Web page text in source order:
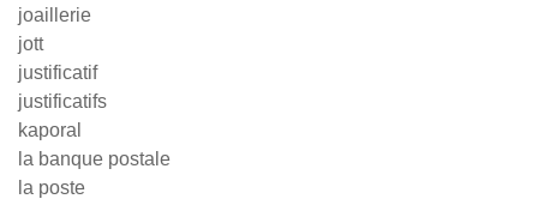
joaillerie
jott
justificatif
justificatifs
kaporal
la banque postale
la poste